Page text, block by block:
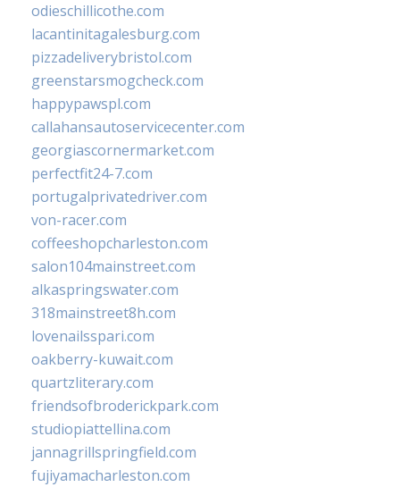
odieschillicothe.com
lacantinitagalesburg.com
pizzadeliverybristol.com
greenstarsmogcheck.com
happypawspl.com
callahansautoservicecenter.com
georgiascornermarket.com
perfectfit24-7.com
portugalprivatedriver.com
von-racer.com
coffeeshopcharleston.com
salon104mainstreet.com
alkaspringswater.com
318mainstreet8h.com
lovenailsspari.com
oakberry-kuwait.com
quartzliterary.com
friendsofbroderickpark.com
studiopiattellina.com
jannagrillspringfield.com
fujiyamacharleston.com